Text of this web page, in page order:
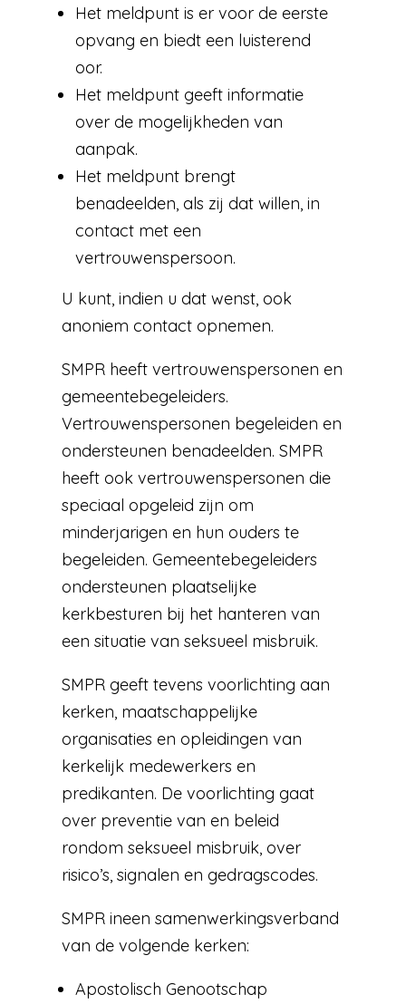
Het meldpunt is er voor de eerste
opvang en biedt een luisterend
oor.
Het meldpunt geeft informatie
over de mogelijkheden van
aanpak.
Het meldpunt brengt
benadeelden, als zij dat willen, in
contact met een
vertrouwenspersoon.
U kunt, indien u dat wenst, ook
anoniem contact opnemen.
SMPR heeft vertrouwenspersonen en
gemeentebegeleiders.
Vertrouwenspersonen begeleiden en
ondersteunen benadeelden. SMPR
heeft ook vertrouwenspersonen die
speciaal opgeleid zijn om
minderjarigen en hun ouders te
begeleiden. Gemeentebegeleiders
ondersteunen plaatselijke
kerkbesturen bij het hanteren van
een situatie van seksueel misbruik.
SMPR geeft tevens voorlichting aan
kerken, maatschappelijke
organisaties en opleidingen van
kerkelijk medewerkers en
predikanten. De voorlichting gaat
over preventie van en beleid
rondom seksueel misbruik, over
risico’s, signalen en gedragscodes.
SMPR ineen samenwerkingsverband
van de volgende kerken:
Apostolisch Genootschap